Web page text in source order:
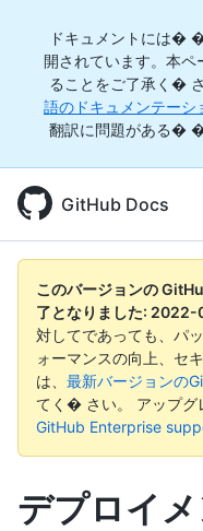
ドキュメントには�
開されています。本
ることをご了承く�
語のドキュメンテーシ
翻訳に問題がある�
GitHub Docs
このバージョンの
了となりました: 2022-
対してであっても、パ
ォーマンスの向上、セ
は、 最新バージョンの
てく� さい。 アップグ
GitHub Enterprise
デプロイ